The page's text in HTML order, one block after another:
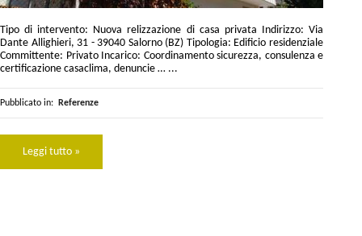
Tipo di intervento: Nuova relizzazione di casa privata Indirizzo: Via
Dante Allighieri, 31 - 39040 Salorno (BZ) Tipologia: Edificio residenziale
Committente: Privato Incarico: Coordinamento sicurezza, consulenza e
certificazione casaclima, denuncie … ...
Pubblicato in: Referenze
Leggi tutto »